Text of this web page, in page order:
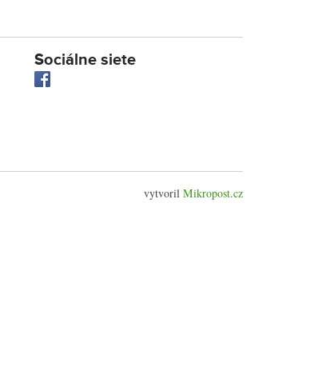
Sociálne siete
vytvoril Mikropost.cz